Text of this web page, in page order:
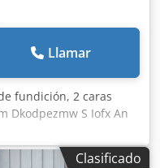
Llamar
fundición, 2 caras
Dkodpezmw S Iofx An
de ranuras en T: 38
Clasificado